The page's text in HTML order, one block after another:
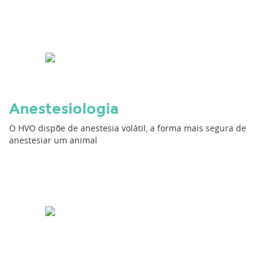
Anestesiologia
O HVO dispõe de anestesia volátil, a forma mais segura de
anestesiar um animal